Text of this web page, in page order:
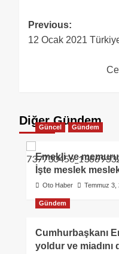
Previous:
12 Ocak 2021
Diğer Gündem
Güncel Gündem
Emekli ve
İşte meslek
Oto Haber Temmuz 3,
Gündem
Cumhurbaşkanı
yoldur ve